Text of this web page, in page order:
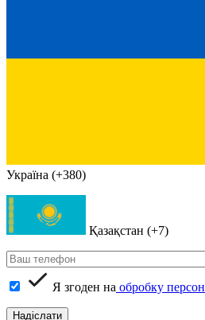
Україна (+380)
Қазақстан (+7)
Я згоден на обробку